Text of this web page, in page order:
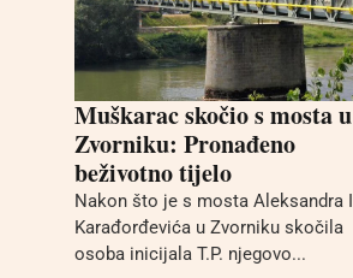
Muškarac skočio s mosta u
Zvorniku: Pronađeno
beživotno tijelo
Nakon što je s mosta Aleksandra I
Karađorđevića u Zvorniku skočila
osoba inicijala T.P. njegovo...